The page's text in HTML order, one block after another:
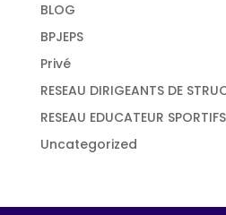
BLOG
BPJEPS
Privé
RESEAU DIRIGEANTS DE
RESEAU EDUCATEUR
Uncategorized